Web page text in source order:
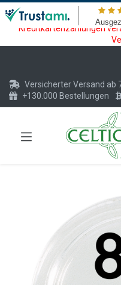
Wartungsarbeiten am
Zeit vom 20.07. -
Kreditkartenzahlungen
Versicherter Versand ab
+130.000 Bestellungen